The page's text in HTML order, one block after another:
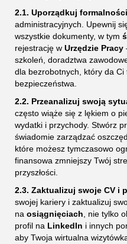
2.1. Uporządkuj formalności
administracyjnych. Upewnij
wszystkie dokumenty, w tym
rejestrację w Urzędzie Pracy
szkoleń, doradztwa
dla bezrobotnych, który da
bezpieczeństwa.
2.2. Przeanalizuj swoją
często wiąże się z lękiem o
wydatki i przychody. Stwórz
świadomie zarządzać
które możesz tymczasowo
finansowa zmniejszy Twój
przyszłości.
2.3. Zaktualizuj swoje CV i
swojej kariery i zaktualizuj
na osiągnięciach , nie tylko
profil na LinkedIn i innych
aby Twoja wirtualna